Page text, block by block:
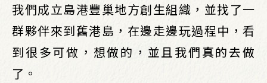
我們成立島港豐巢地方創生組織，並找了一
群夥伴來到舊港島，在邊走邊玩過程中，看
到很多可做，想做的，並且我們真的去做
了。